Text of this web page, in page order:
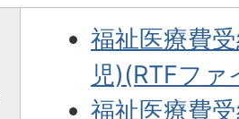
福祉医療費
児)(RTFフ
福祉医療費